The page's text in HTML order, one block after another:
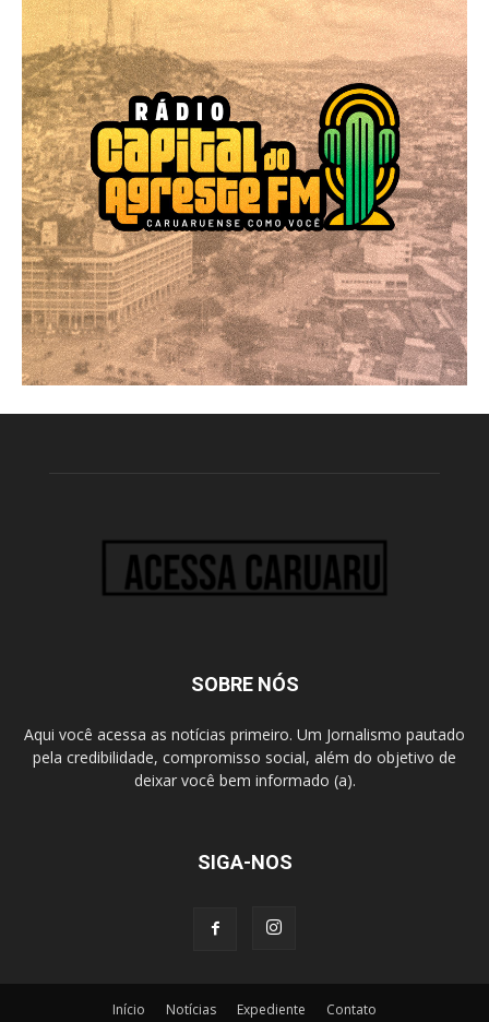
SOBRE NÓS
Aqui você acessa as notícias primeiro. Um Jornalismo pautado
pela credibilidade, compromisso social, além do objetivo de
deixar você bem informado (a).
SIGA-NOS
Início Notícias Expediente Contato